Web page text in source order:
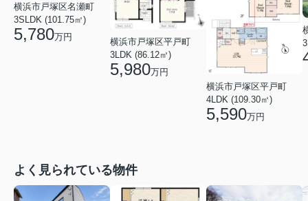
横浜市戸塚区名瀬町
3SLDK (101.75㎡)
5,780万円
横浜市戸塚区平戸町
3LDK (86.12㎡)
5,980万円
横浜市戸塚区平戸町
4LDK (109.30㎡)
5,590万円
よく見られている物件